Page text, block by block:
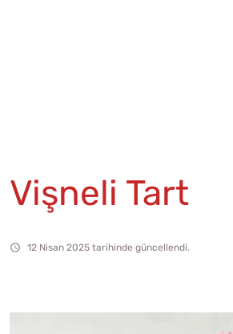
Vişneli Tart
12 Nisan 2025 tarihinde güncellendi.